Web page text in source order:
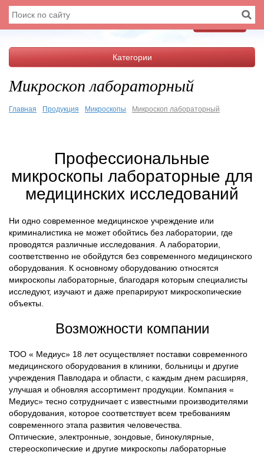
Категории
Микроскоп лабораторный
Главная Продукция Микроскопы Микроскоп лабораторный
Профессиональные
микроскопы лабораторные для
медицинских исследований
Ни одно современное медицинское учреждение или
криминалистика не может обойтись без лаборатории, где
проводятся различные исследования. А лаборатории,
соответственно не обойдутся без современного медицинского
оборудования. К основному оборудованию относятся
микроскопы лабораторные, благодаря которым специалисты
исследуют, изучают и даже препарируют микроскопические
объекты.
Возможности компании
ТОО « Медиус» 18 лет осуществляет поставки современного
медицинского оборудования в клиники, больницы и другие
учреждения Павлодара и области, с каждым днем расширяя,
улучшая и обновляя ассортимент продукции. Компания «
Медиус» тесно сотрудничает с известными производителями
оборудования, которое соответствует всем требованиям
современного этапа развития человечества.
Оптические, электронные, зондовые, бинокулярные,
стереоскопические и другие микроскопы лабораторные